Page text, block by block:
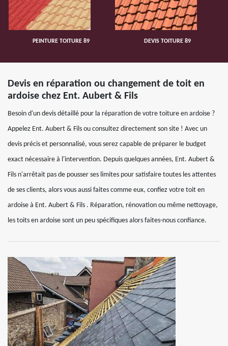
PEINTURE TOITURE 89 DEVIS TOITURE 89
Devis en réparation ou changement de toit en
ardoise chez Ent. Aubert & Fils
Besoin d'un devis détaillé pour la réparation de votre toiture en ardoise ?
Appelez Ent. Aubert & Fils ou consultez directement son site ! Avec un
devis précis et personnalisé, vous serez capable de préparer le budget
exact nécessaire à l'intervention. Depuis quelques années, Ent. Aubert &
Fils n'arrêtait pas de pousser ses limites pour satisfaire toutes les attentes
de ses clients, alors vous aussi faites comme eux, confiez votre toit en
ardoise à Ent. Aubert & Fils . Réparation, rénovation ou même nettoyage,
les toits en ardoise sont un peu spécifiques alors faites-nous confiance.